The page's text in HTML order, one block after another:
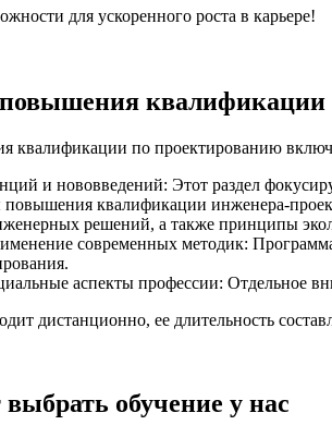
для ускоренного роста в карьере!
повышения
квалификации по проектированию
и нововведений: Этот раздел
квалификации инженера-
решений, а также принципы
современных методик:
аспекты профессии: Отдельное
дистанционно, ее длительность
обучение у нас